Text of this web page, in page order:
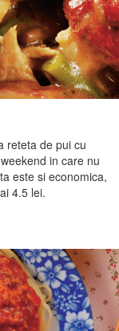
reteta de pui cu
in care nu
este si economica,
4.5 lei.